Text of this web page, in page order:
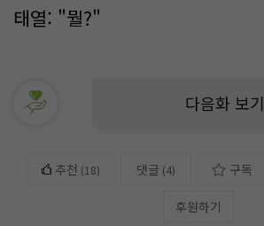
태열: "뭘?"
다음화 보기
추천 (18) 댓글 (4) 구독
후원하기